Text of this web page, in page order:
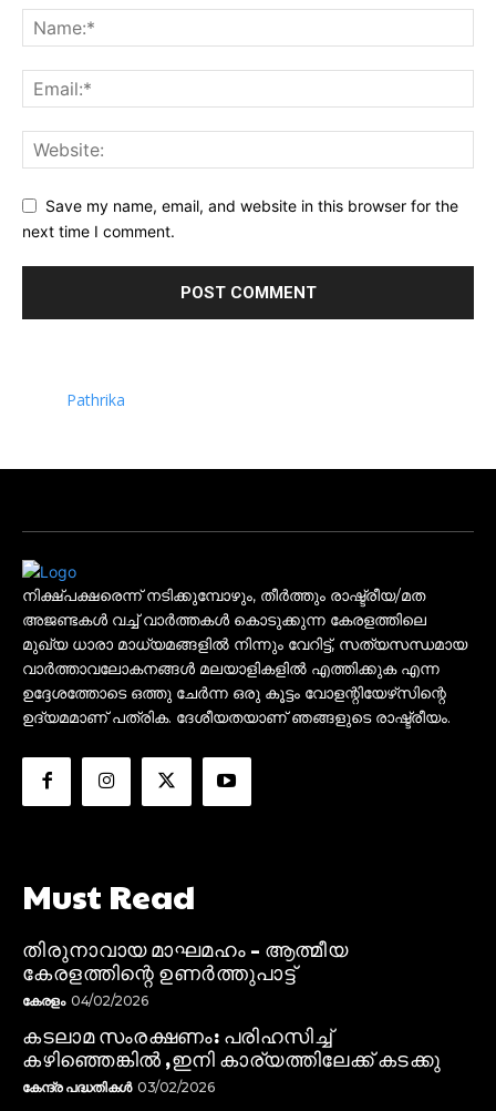
Save my name, email, and website in this browser for the
next time I comment.
Pathrika
നിക്ഷ്പക്ഷരെന്ന് നടിക്കുമ്പോഴും, തീർത്തും രാഷ്ട്രീയ/മത
അജണ്ടകൾ വച്ച് വാർത്തകൾ കൊടുക്കുന്ന കേരളത്തിലെ
മുഖ്യ ധാരാ മാധ്യമങ്ങളിൽ നിന്നും വേറിട്ട്, സത്യസന്ധമായ
വാർത്താവലോകനങ്ങൾ മലയാളികളിൽ എത്തിക്കുക എന്ന
ഉദ്ദേശത്തോടെ ഒത്തു ചേർന്ന ഒരു കൂട്ടം വോളന്റിയേഴ്‌സിന്റെ
ഉദ്യമമാണ് പത്രിക. ദേശീയതയാണ് ഞങ്ങളുടെ രാഷ്ട്രീയം.
Must Read
തിരുനാവായ മാഘമഹം – ആത്മീയ
കേരളത്തിന്റെ ഉണർത്തുപാട്ട്
കേരളം 04/02/2026
കടലാമ സംരക്ഷണം: പരിഹസിച്ച്
കഴിഞ്ഞെങ്കിൽ ,ഇനി കാര്യത്തിലേക്ക് കടക്കു
കേന്ദ്ര പദ്ധതികൾ 03/02/2026